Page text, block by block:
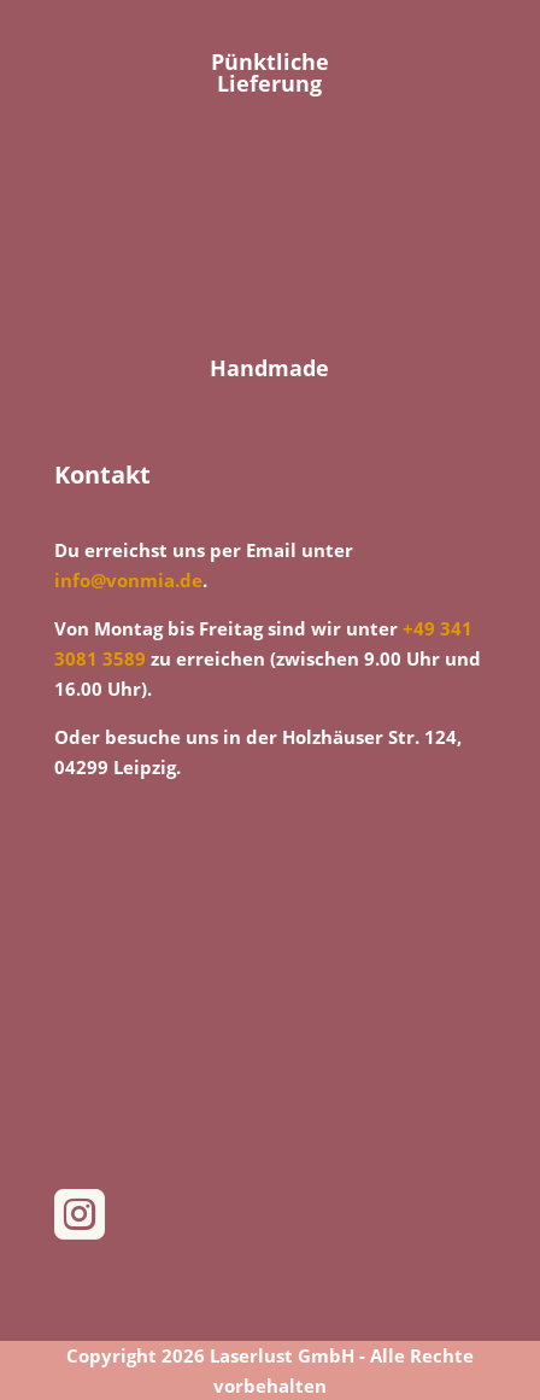
Pünktliche
Lieferung
Handmade
Kontakt
Du erreichst uns per Email unter
info@vonmia.de.
Von Montag bis Freitag sind wir unter +49 341
3081 3589 zu erreichen (zwischen 9.00 Uhr und
16.00 Uhr).
Oder besuche uns in der Holzhäuser Str. 124,
04299 Leipzig.

Copyright 2026 Laserlust GmbH - Alle Rechte
vorbehalten